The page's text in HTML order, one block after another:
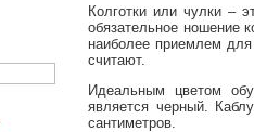
Колготки или чулки –
обязательное ношение
наиболее приемлем
считают.
Идеальным цветом
является черный.
сантиметров.